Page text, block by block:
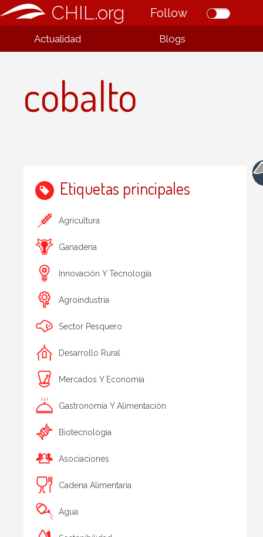
CHIL.org Follow
Actualidad Blogs
cobalto
Etiquetas principales
Agricultura
Ganadería
Innovación Y Tecnología
Agroindustria
Sector Pesquero
Desarrollo Rural
Mercados Y Economía
Gastronomía Y Alimentación
Biotecnologia
Asociaciones
Cadena Alimentaria
Agua